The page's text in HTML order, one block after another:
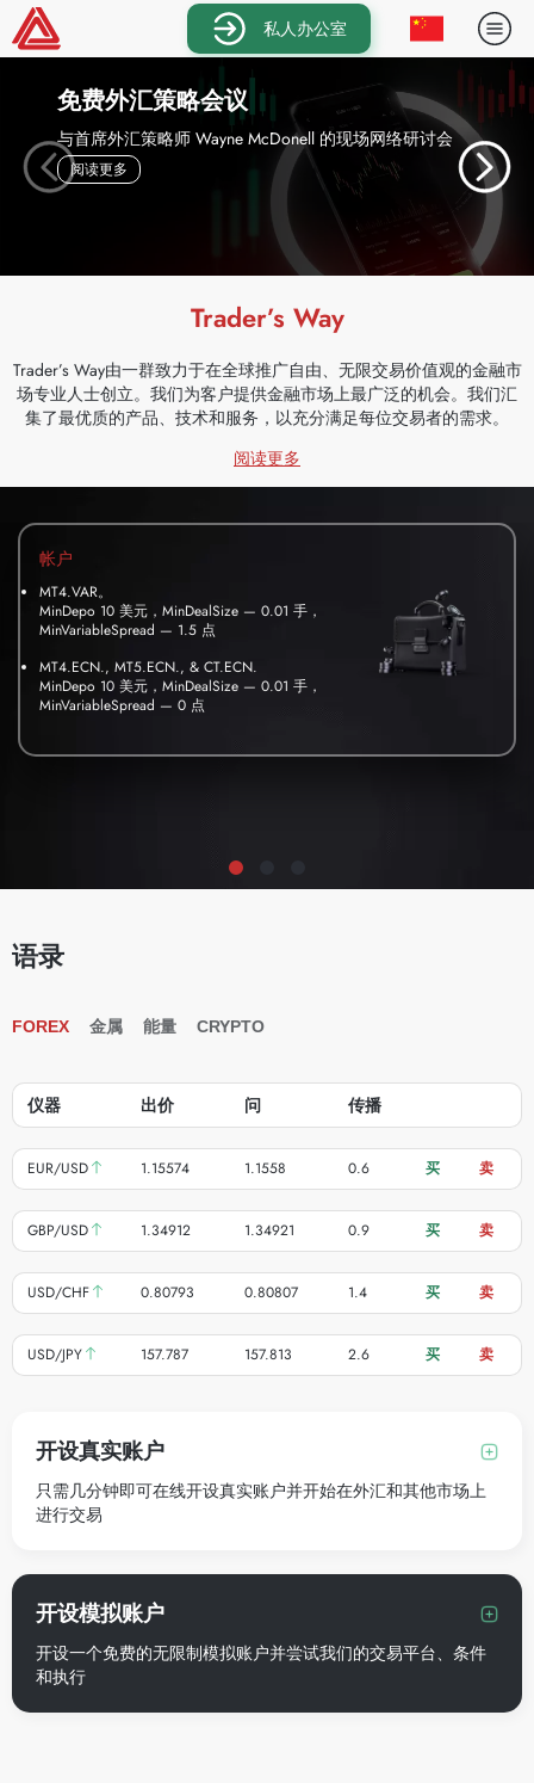
私人办公室
免费外汇策略会议
与首席外汇策略师 Wayne McDonell 的现场网络研讨会
阅读更多 — 免费外汇策略会议
Trader’s Way
Trader’s Way由一群致力于在全球推广自由、无限交易价值观的金融市
场专业人士创立。我们为客户提供金融市场上最广泛的机会。我们汇
集了最优质的产品、技术和服务，以充分满足每位交易者的需求。
阅读更多
帐户
MT4.VAR。
MinDepo 10 美元，MinDealSize — 0.01 手，
MinVariableSpread — 1.5 点
MT4.ECN., MT5.ECN., & CT.ECN.
MinDepo 10 美元，MinDealSize — 0.01 手，
MinVariableSpread — 0 点
语录
FOREX 金属 能量 CRYPTO
仪器 出价 问 传播
EUR/USD 1.15574 1.1558 0.6 买 卖
GBP/USD 1.34912 1.34921 0.9 买 卖
USD/CHF 0.80793 0.80807 1.4 买 卖
USD/JPY 157.787 157.813 2.6 买 卖
开设真实账户
只需几分钟即可在线开设真实账户并开始在外汇和其他市场上
进行交易
开设模拟账户
开设一个免费的无限制模拟账户并尝试我们的交易平台、条件
和执行